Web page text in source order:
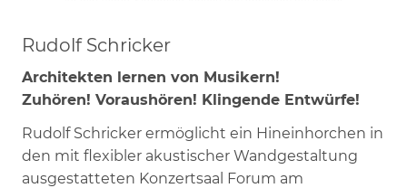
Rudolf Schricker
Architekten lernen von Musikern!
Zuhören! Voraushören! Klingende Entwürfe!
Rudolf Schricker ermöglicht ein Hineinhorchen in
den mit flexibler akustischer Wandgestaltung
ausgestatteten Konzertsaal Forum am